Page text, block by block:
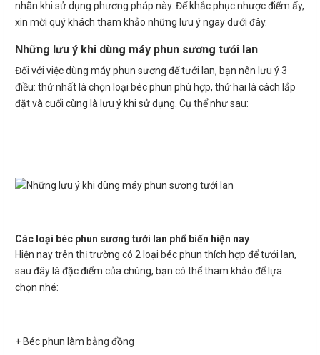
nhãn khi sử dụng phương pháp này. Để khắc phục nhược điểm ấy,
xin mời quý khách tham khảo những lưu ý ngay dưới đây.
Những lưu ý khi dùng máy phun sương tưới lan
Đối với việc dùng máy phun sương để tưới lan, bạn nên lưu ý 3
điều: thứ nhất là chọn loại béc phun phù hợp, thứ hai là cách lắp
đặt và cuối cùng là lưu ý khi sử dụng. Cụ thể như sau:
Các loại béc phun sương tưới lan phổ biến hiện nay
Hiện nay trên thị trường có 2 loại béc phun thích hợp để tưới lan,
sau đây là đặc điểm của chúng, bạn có thể tham khảo để lựa
chọn nhé:
+ Béc phun làm bằng đồng